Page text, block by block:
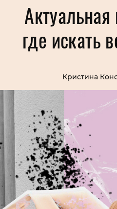
где искать
Кристина